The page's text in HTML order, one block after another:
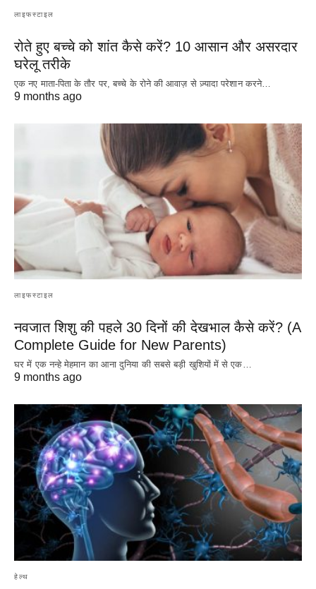
लाइफस्टाइल
रोते हुए बच्चे को शांत कैसे करें? 10 आसान और असरदार
घरेलू तरीके
एक नए माता-पिता के तौर पर, बच्चे के रोने की आवाज़ से ज़्यादा परेशान करने…
9 months ago
लाइफस्टाइल
नवजात शिशु की पहले 30 दिनों की देखभाल कैसे करें? (A
Complete Guide for New Parents)
घर में एक नन्हे मेहमान का आना दुनिया की सबसे बड़ी खुशियों में से एक…
9 months ago
हेल्थ